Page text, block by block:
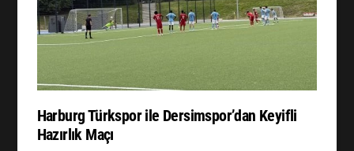
Harburg Türkspor ile Dersimspor’dan Keyifli
Hazırlık Maçı